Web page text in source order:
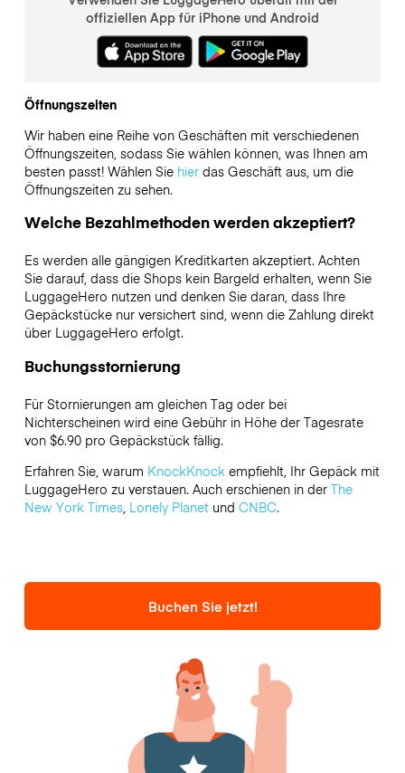
offiziellen App für iPhone und Android
Öffnungszeiten
Wir haben eine Reihe von Geschäften mit verschiedenen
Öffnungszeiten, sodass Sie wählen können, was Ihnen am
besten passt! Wählen Sie hierdas Geschäft aus, um die
Öffnungszeiten zu sehen.
Welche Bezahlmethoden werden akzeptiert?
Es werden alle gängigen Kreditkarten akzeptiert. Achten
Sie darauf, dass die Shops kein Bargeld erhalten, wenn Sie
LuggageHero nutzen und denken Sie daran, dass Ihre
Gepäckstücke nur versichert sind, wenn die Zahlung direkt
über LuggageHero erfolgt.
Buchungsstornierung
Für Stornierungen am gleichen Tag oder bei
Nichterscheinen wird eine Gebühr in Höhe der Tagesrate
von $6.90 pro Gepäckstück fällig.
Erfahren Sie, warum KnockKnockempfiehlt, Ihr Gepäck mit
LuggageHero zu verstauen. Auch erschienen in der The
New York Times, Lonely Planetund CNBC.
Buchen Sie jetzt!